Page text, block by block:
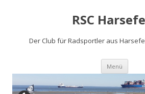
RSC
Der Club für Radsportler aus
Menü Zum